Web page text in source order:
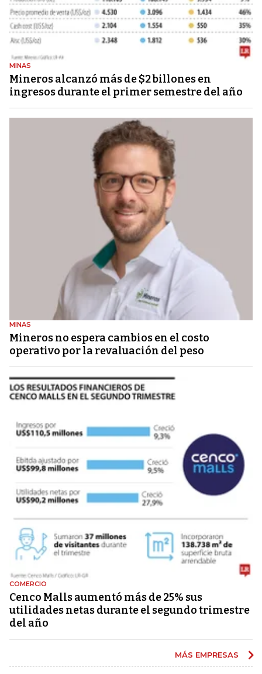
MINAS
Mineros alcanzó más de $2 billones en
ingresos durante el primer semestre del año
MINAS
Mineros no espera cambios en el costo
operativo por la revaluación del peso
COMERCIO
Cenco Malls aumentó más de 25% sus
utilidades netas durante el segundo trimestre
del año
MÁS EMPRESAS